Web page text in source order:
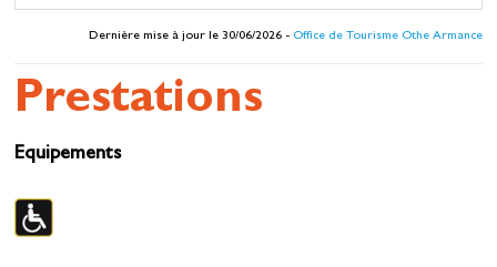
Dernière mise à jour le 30/06/2026 - Office de Tourisme Othe Armance
Prestations
Equipements